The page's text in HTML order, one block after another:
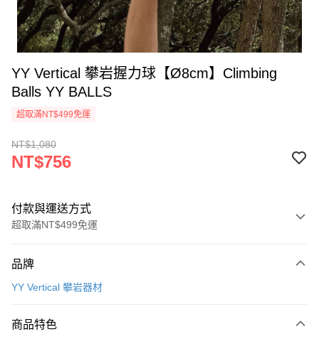
YY Vertical 攀岩握力球【Ø8cm】Climbing
Balls YY BALLS
超取滿NT$499免運
NT$1,080
NT$756
付款與運送方式
超取滿NT$499免運
信用卡一次付款
LINE Pay
品牌
YY Vertical 攀岩器材
商品特色